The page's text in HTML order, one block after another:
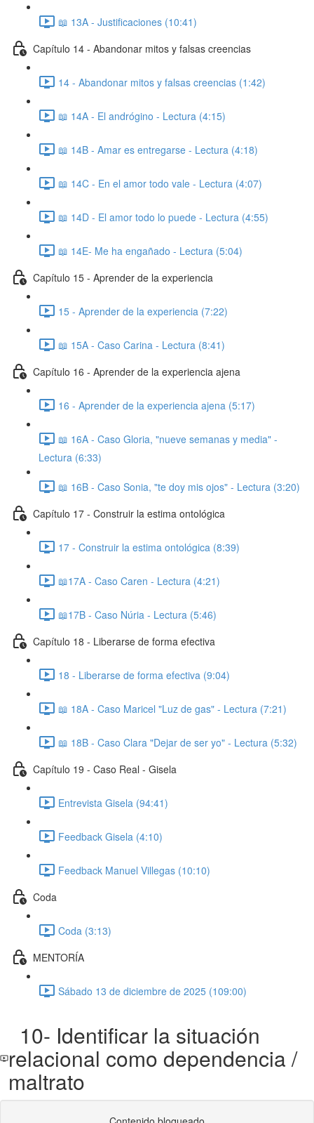
📖 13A - Justificaciones (10:41)
Capítulo 14 - Abandonar mitos y falsas creencias
14 - Abandonar mitos y falsas creencias (1:42)
📖 14A - El andrógino - Lectura (4:15)
📖 14B - Amar es entregarse - Lectura (4:18)
📖 14C - En el amor todo vale - Lectura (4:07)
📖 14D - El amor todo lo puede - Lectura (4:55)
📖 14E- Me ha engañado - Lectura (5:04)
Capítulo 15 - Aprender de la experiencia
15 - Aprender de la experiencia (7:22)
📖 15A - Caso Carina - Lectura (8:41)
Capítulo 16 - Aprender de la experiencia ajena
16 - Aprender de la experiencia ajena (5:17)
📖 16A - Caso Gloria, "nueve semanas y media" -
Lectura (6:33)
📖 16B - Caso Sonia, "te doy mis ojos" - Lectura (3:20)
Capítulo 17 - Construir la estima ontológica
17 - Construir la estima ontológica (8:39)
📖17A - Caso Caren - Lectura (4:21)
📖17B - Caso Núria - Lectura (5:46)
Capítulo 18 - Liberarse de forma efectiva
18 - Liberarse de forma efectiva (9:04)
📖 18A - Caso Maricel "Luz de gas" - Lectura (7:21)
📖 18B - Caso Clara "Dejar de ser yo" - Lectura (5:32)
Capítulo 19 - Caso Real - Gisela
Entrevista Gisela (94:41)
Feedback Gisela (4:10)
Feedback Manuel Villegas (10:10)
Coda
Coda (3:13)
MENTORÍA
Sábado 13 de diciembre de 2025 (109:00)
10- Identificar la situación
relacional como dependencia /
maltrato